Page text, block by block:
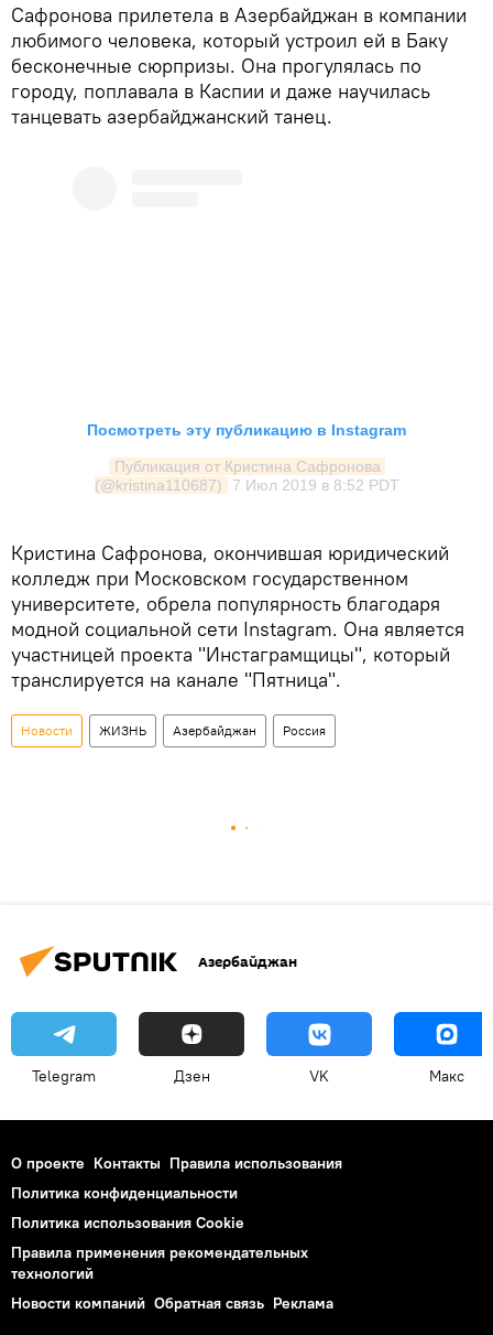
Сафронова прилетела в Азербайджан в компании
любимого человека, который устроил ей в Баку
бесконечные сюрпризы. Она прогулялась по
городу, поплавала в Каспии и даже научилась
танцевать азербайджанский танец.
Посмотреть эту публикацию в Instagram
Публикация от Кристина Сафронова
(@kristina110687)
7 Июл 2019 в 8:52 PDT
Кристина Сафронова, окончившая юридический
колледж при Московском государственном
университете, обрела популярность благодаря
модной социальной сети Instagram. Она является
участницей проекта "Инстаграмщицы", который
транслируется на канале "Пятница".
Новости ЖИЗНЬ Азербайджан Россия
Азербайджан
Telegram Дзен VK Макс
О проекте Контакты Правила использования
Политика конфиденциальности
Политика использования Cookie
Правила применения рекомендательных
технологий
Новости компаний Обратная связь Реклама